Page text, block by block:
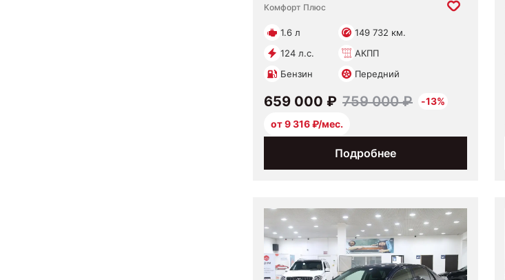
Комфорт Плюс
1.6 л
149 732 км.
124 л.с.
АКПП
Бензин
Передний
Подробнее
659 000 ₽ 759 000 ₽
-13%
от 9 316 ₽/мес.